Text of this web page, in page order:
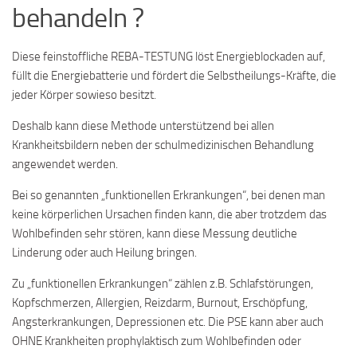
behandeln ?
Diese feinstoffliche REBA-TESTUNG löst Energieblockaden auf,
füllt die Energiebatterie und fördert die Selbstheilungs-Kräfte, die
jeder Körper sowieso besitzt.
Deshalb kann diese Methode unterstützend bei allen
Krankheitsbildern neben der schulmedizinischen Behandlung
angewendet werden.
Bei so genannten „funktionellen Erkrankungen“, bei denen man
keine körperlichen Ursachen finden kann, die aber trotzdem das
Wohlbefinden sehr stören, kann diese Messung deutliche
Linderung oder auch Heilung bringen.
Zu „funktionellen Erkrankungen“ zählen z.B. Schlafstörungen,
Kopfschmerzen, Allergien, Reizdarm, Burnout, Erschöpfung,
Angsterkrankungen, Depressionen etc. Die PSE kann aber auch
OHNE Krankheiten prophylaktisch zum Wohlbefinden oder